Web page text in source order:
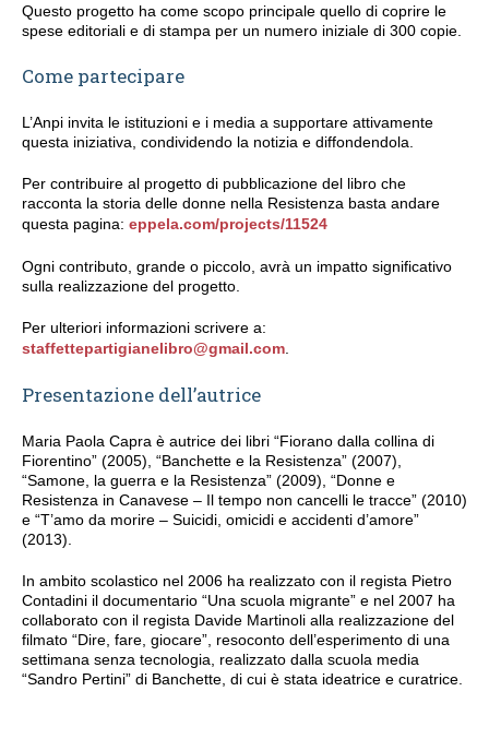
Questo progetto ha come scopo principale quello di coprire le
spese editoriali e di stampa per un numero iniziale di 300 copie.
Come partecipare
L’Anpi invita le istituzioni e i media a supportare attivamente
questa iniziativa, condividendo la notizia e diffondendola.
Per contribuire al progetto di pubblicazione del libro che
racconta la storia delle donne nella Resistenza basta andare
questa pagina: eppela.com/projects/11524
Ogni contributo, grande o piccolo, avrà un impatto significativo
sulla realizzazione del progetto.
Per ulteriori informazioni scrivere a:
staffettepartigianelibro@gmail.com
Presentazione dell’autrice
Maria Paola Capra è autrice dei libri “Fiorano dalla collina di
Fiorentino” (2005), “Banchette e la Resistenza” (2007),
“Samone, la guerra e la Resistenza” (2009), “Donne e
Resistenza in Canavese – Il tempo non cancelli le tracce” (2010)
e “T’amo da morire – Suicidi, omicidi e accidenti d’amore”
(2013).
In ambito scolastico nel 2006 ha realizzato con il regista Pietro
Contadini il documentario “Una scuola migrante” e nel 2007 ha
collaborato con il regista Davide Martinoli alla realizzazione del
filmato “Dire, fare, giocare”, resoconto dell’esperimento di una
settimana senza tecnologia, realizzato dalla scuola media
“Sandro Pertini” di Banchette, di cui è stata ideatrice e curatrice.